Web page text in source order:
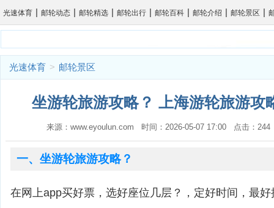
光速体育 | 邮轮动态 | 邮轮精选 | 邮轮出行 | 邮轮百科 | 邮轮介绍 | 邮轮景区 |
光速体育 > 邮轮景区
坐游轮旅游攻略？ 上海游轮旅游攻
来源：www.eyoulun.com 时间：2026-05-07 17:00 点击：
一、坐游轮旅游攻略？
在网上app买好票，选好座位几层？，定好时间，最